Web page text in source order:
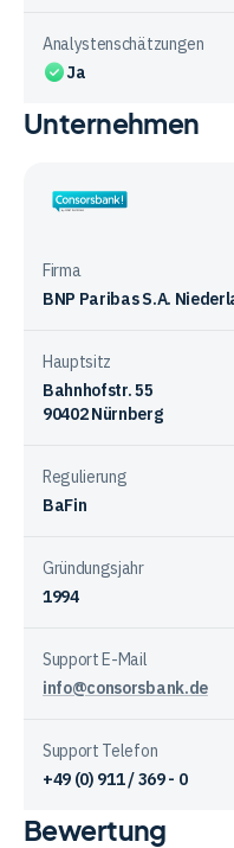
Analystenschätzungen
Ja
Vergleichstabelle
Unternehmen
Firma
BNP Paribas S.A.
Hauptsitz
Bahnhofstr. 55
90402 Nürnberg
Regulierung
BaFin
Gründungsjahr
1994
Support E-Mail
info@consorsbank.de
Support Telefon
+49 (0) 911 / 369 - 0
Vergleichstabelle
Bewertung